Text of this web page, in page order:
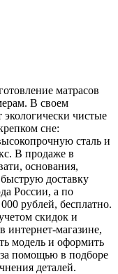
матрасов
В своем
экологически чистые
сне:
сталь и
В продаже в
основания,
доставку
России, а по
рублей, бесплатно.
скидок и
интернет-магазине,
модель и оформить
за помощью в подборе
деталей.